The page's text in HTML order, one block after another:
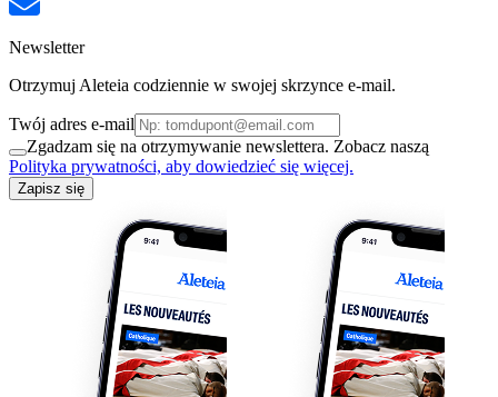
Newsletter
Otrzymuj Aleteia codziennie w swojej skrzynce e-mail.
Twój adres e-mail
Zgadzam się na otrzymywanie newslettera. Zobacz naszą
Polityka prywatności, aby dowiedzieć się więcej.
Zapisz się